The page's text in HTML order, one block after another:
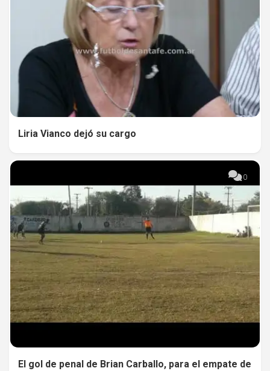
Liria Vianco dejó su cargo
0
El gol de penal de Brian Carballo, para el empate de